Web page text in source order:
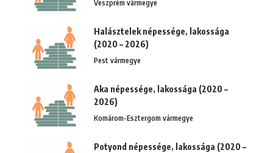
Veszprém vármegye
Halásztelek népessége, lakossága
(2020 – 2026)
Pest vármegye
Aka népessége, lakossága (2020 –
2026)
Komárom-Esztergom vármegye
Potyond népessége, lakossága (2020 –